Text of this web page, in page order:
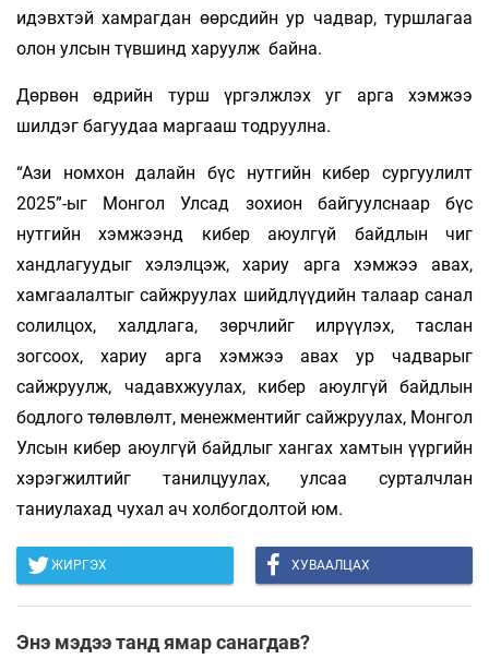
идэвхтэй хамрагдан өөрсдийн ур чадвар, туршлагаа
олон улсын түвшинд харуулж байна.
Дөрвөн өдрийн турш үргэлжлэх уг арга хэмжээ
шилдэг багуудаа маргааш тодруулна.
“Ази номхон далайн бүс нутгийн кибер сургуулилт
2025”-ыг Монгол Улсад зохион байгуулснаар бүс
нутгийн хэмжээнд кибер аюулгүй байдлын чиг
хандлагуудыг хэлэлцэж, хариу арга хэмжээ авах,
хамгаалалтыг сайжруулах шийдлүүдийн талаар санал
солилцох, халдлага, зөрчлийг илрүүлэх, таслан
зогсоох, хариу арга хэмжээ авах ур чадварыг
сайжруулж, чадавхжуулах, кибер аюулгүй байдлын
бодлого төлөвлөлт, менежментийг сайжруулах, Монгол
Улсын кибер аюулгүй байдлыг хангах хамтын үүргийн
хэрэгжилтийг танилцуулах, улсаа сурталчлан
таниулахад чухал ач холбогдолтой юм.
ЖИРГЭХ ХУВААЛЦАХ
Энэ мэдээ танд ямар санагдав?